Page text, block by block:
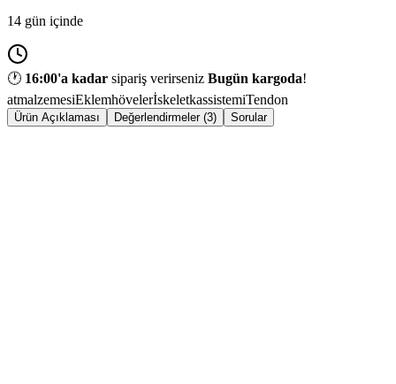
14 gün içinde
🕐 16:00'a kadar sipariş verirseniz Bugün kargoda!
atmalzemesiEklemhövelerİskeletkassistemiTendon
Ürün Açıklaması Değerlendirmeler (3) Sorular